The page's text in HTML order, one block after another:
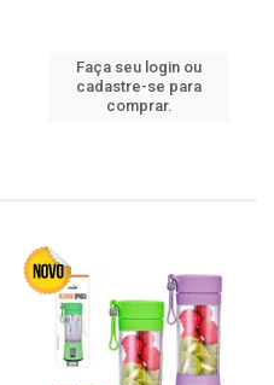
Faça seu login ou
cadastre-se para
comprar.